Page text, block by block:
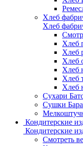
Хлеб
Хлеб
Хлеб
Хлеб
Хлеб
Хлеб
Хлеб
Хлеб
Сухари
Сушки
Кондитерские
Кондитерские
Смотреть